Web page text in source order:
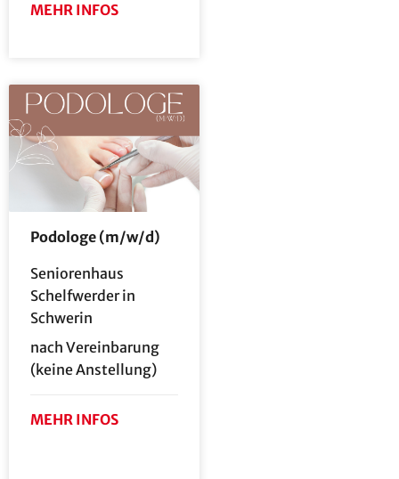
MEHR INFOS
Podologe (m/w/d)
Seniorenhaus
Schelfwerder in
Schwerin
nach Vereinbarung
(keine Anstellung)
MEHR INFOS